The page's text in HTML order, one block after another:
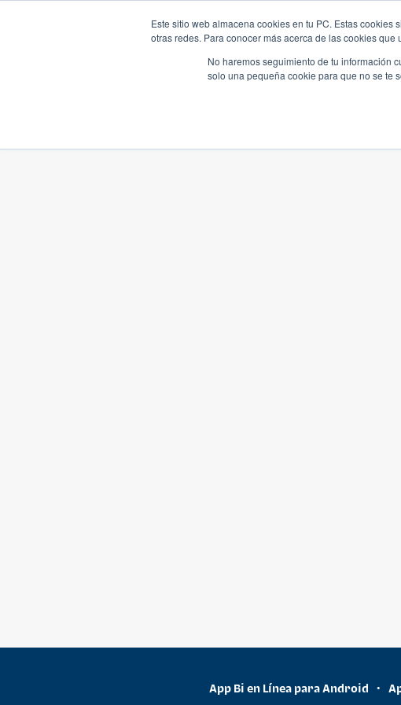
Este sitio web almacena cookies en tu PC. Estas
otras redes. Para conocer más acerca de las cookies
No haremos seguimiento de tu información
solo una pequeña cookie para que no se te
App Bi en Línea para Android •